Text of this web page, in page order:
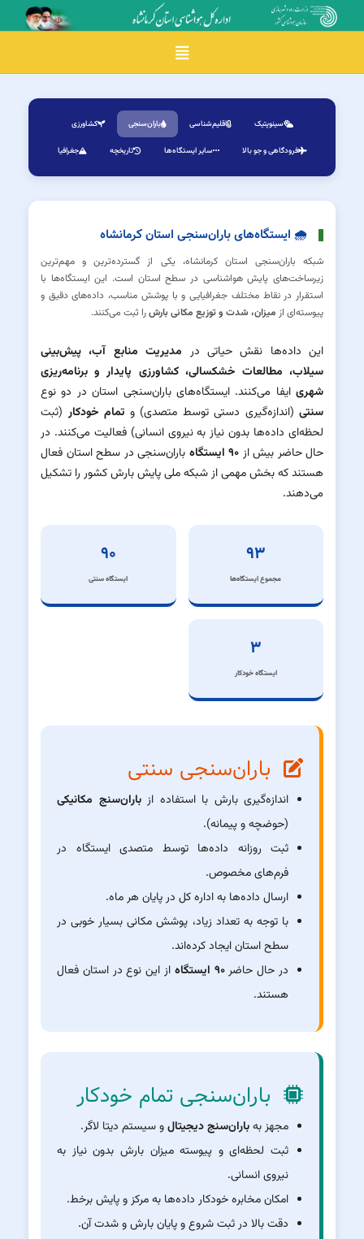
Toggle navigation
سینوپتیک اقلیم‌شناسی باران‌سنجی کشاورزی
فرودگاهی و جو بالا سایر ایستگاه‌ها تاریخچه جغرافیا
🌧 ایستگاه‌های باران‌سنجی استان کرمانشاه
شبکه باران‌سنجی استان کرمانشاه، یکی از گسترده‌ترین و مهم‌ترین
زیرساخت‌های پایش هواشناسی در سطح استان است. این ایستگاه‌ها با
استقرار در نقاط مختلف جغرافیایی و با پوشش مناسب، داده‌های دقیق و
پیوسته‌ای از میزان، شدت و توزیع مکانی بارشرا ثبت می‌کنند.
این داده‌ها نقش حیاتی در مدیریت منابع آب، پیش‌بینی
سیلاب، مطالعات خشکسالی، کشاورزی پایدار و برنامه‌ریزی
شهری ایفا می‌کنند. ایستگاه‌های باران‌سنجی استان در دو نوع
سنتی (اندازه‌گیری دستی توسط متصدی) و تمام خودکار(ثبت
لحظه‌ای داده‌ها بدون نیاز به نیروی انسانی) فعالیت می‌کنند. در
حال حاضر بیش از ۹۰ ایستگاه
باران‌سنجی در سطح استان فعال
هستند که بخش مهمی از شبکه ملی پایش بارش کشور را تشکیل
می‌دهند.
۹۳
مجموع ایستگاه‌ها
۹۰
ایستگاه سنتی
۳
ایستگاه خودکار
باران‌سنجی سنتی
اندازه‌گیری بارش با استفاده ازباران‌سنج مکانیکی
(حوضچه و پیمانه).
ثبت روزانه داده‌ها توسط متصدی ایستگاه در
فرم‌های مخصوص.
ارسال داده‌ها به اداره کل در پایان هر ماه.
با توجه به تعداد زیاد، پوشش مکانی بسیار خوبی در
سطح استان ایجاد کرده‌اند.
در حال حاضر۹۰ ایستگاه
از این نوع در استان فعال
هستند.
باران‌سنجی تمام خودکار
مجهز بهباران‌سنج دیجیتالو سیستم دیتا لاگر.
ثبت لحظه‌ای و پیوسته میزان بارش بدون نیاز به
نیروی انسانی.
امکان مخابره خودکار داده‌ها به مرکز و پایش برخط.
دقت بالا در ثبت شروع و پایان بارش و شدت آن.